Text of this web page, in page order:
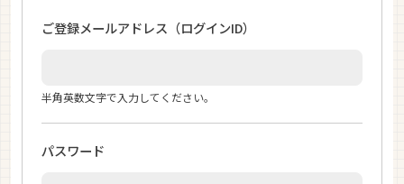
ご登録メールアドレス （ログインID）
半角英数文字で入力してください。
パスワード